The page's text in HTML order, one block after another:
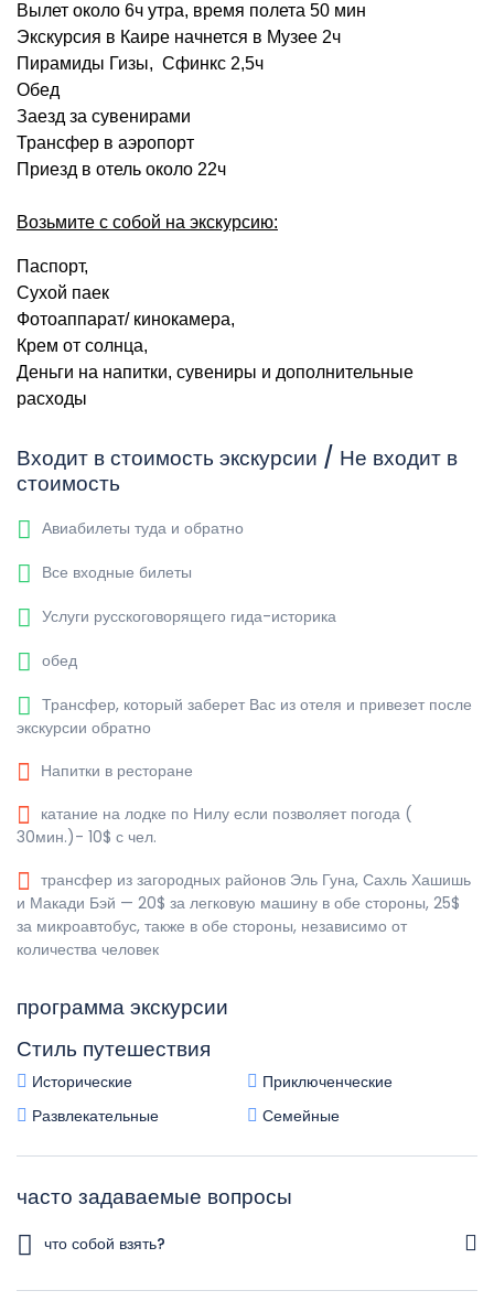
Вылет около 6ч утра, время полета 50 мин
Экскурсия в Каире начнется в Музее 2ч
Пирамиды Гизы, Сфинкс 2,5ч
Обед
Заезд за сувенирами
Трансфер в аэропорт
Приезд в отель около 22ч
Возьмите с собой на экскурсию:
Паспорт,
Сухой паек
Фотоаппарат/ кинокамера,
Крем от солнца,
Деньги на напитки, сувениры и дополнительные
расходы
Входит в стоимость экскурсии / Не входит в
стоимость
Авиабилеты туда и обратно
Все входные билеты
Услуги русскоговорящего гида-историка
обед
Трансфер, который заберет Вас из отеля и привезет после
экскурсии обратно
Напитки в ресторане
катание на лодке по Нилу если позволяет погода (
30мин.)- 10$ с чел.
трансфер из загородных районов Эль Гуна, Сахль Хашишь
и Макади Бэй — 20$ за легковую машину в обе стороны, 25$
за микроавтобус, также в обе стороны, независимо от
количества человек
программа экскурсии
Стиль путешествия
Исторические
Приключенческие
Развлекательные
Семейные
часто задаваемые вопросы
что собой взять?
Загранпаспорт, Головной убор, Сухой паек, Удобная обувь,